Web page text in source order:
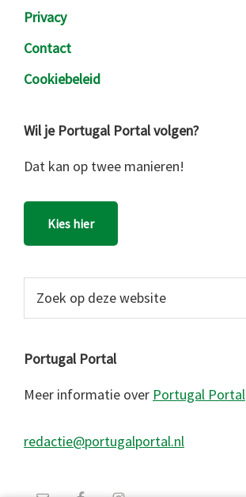
Privacy
Contact
Cookiebeleid
Wil je Portugal Portal volgen?
Dat kan op twee manieren!
Kies hier
website
Portugal Portal
Meer informatie over Portugal Portal
redactie@portugalportal.nl